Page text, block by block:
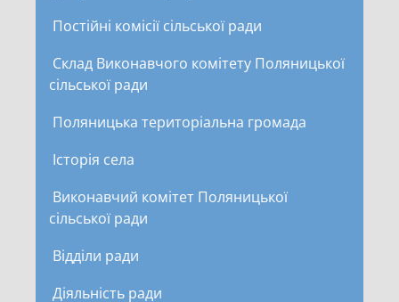
Постійні комісії сільської ради
Склад Виконавчого комітету Поляницької
сільської ради
Поляницька територіальна громада
Історія села
Виконавчий комітет Поляницької
сільської ради
Відділи ради
Діяльність ради